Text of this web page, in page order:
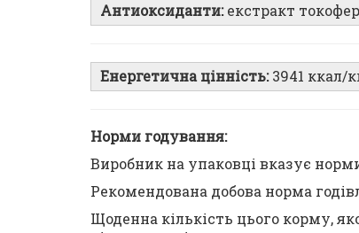
Антиоксиданти:екстракт
Енергетична цінність:3941 ккал/
Норми годування:
Виробник на упаковці вказує
Рекомендована добова норма
Щоденна кількість цього корму,